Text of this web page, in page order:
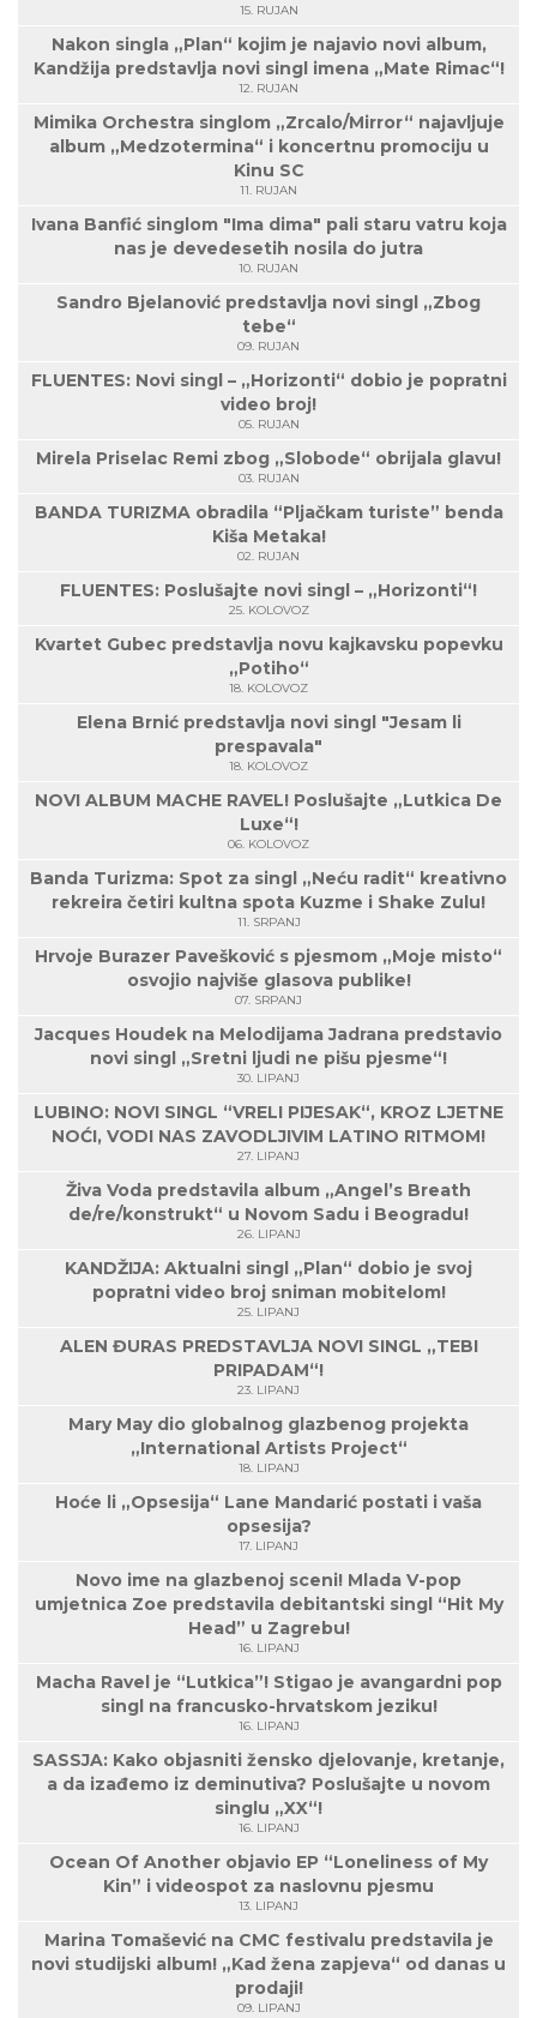
15. RUJAN
Nakon singla „Plan“ kojim je najavio novi album,
Kandžija predstavlja novi singl imena „Mate Rimac“!
12. RUJAN
Mimika Orchestra singlom „Zrcalo/Mirror“ najavljuje
album „Medzotermina“ i koncertnu promociju u
Kinu SC
11. RUJAN
Ivana Banfić singlom "Ima dima" pali staru vatru koja
nas je devedesetih nosila do jutra
10. RUJAN
Sandro Bjelanović predstavlja novi singl „Zbog
tebe“
09. RUJAN
FLUENTES: Novi singl – „Horizonti“ dobio je popratni
video broj!
05. RUJAN
Mirela Priselac Remi zbog „Slobode“ obrijala glavu!
03. RUJAN
BANDA TURIZMA obradila “Pljačkam turiste” benda
Kiša Metaka!
02. RUJAN
FLUENTES: Poslušajte novi singl – „Horizonti“!
25. KOLOVOZ
Kvartet Gubec predstavlja novu kajkavsku popevku
„Potiho“
18. KOLOVOZ
Elena Brnić predstavlja novi singl "Jesam li
prespavala"
18. KOLOVOZ
NOVI ALBUM MACHE RAVEL! Poslušajte „Lutkica De
Luxe“!
06. KOLOVOZ
Banda Turizma: Spot za singl „Neću radit“ kreativno
rekreira četiri kultna spota Kuzme i Shake Zulu!
11. SRPANJ
Hrvoje Burazer Pavešković s pjesmom „Moje misto“
osvojio najviše glasova publike!
07. SRPANJ
Jacques Houdek na Melodijama Jadrana predstavio
novi singl „Sretni ljudi ne pišu pjesme“!
30. LIPANJ
LUBINO: NOVI SINGL “VRELI PIJESAK“, KROZ LJETNE
NOĆI, VODI NAS ZAVODLJIVIM LATINO RITMOM!
27. LIPANJ
Živa Voda predstavila album „Angel’s Breath
de/re/konstrukt“ u Novom Sadu i Beogradu!
26. LIPANJ
KANDŽIJA: Aktualni singl „Plan“ dobio je svoj
popratni video broj sniman mobitelom!
25. LIPANJ
ALEN ĐURAS PREDSTAVLJA NOVI SINGL „TEBI
PRIPADAM“!
23. LIPANJ
Mary May dio globalnog glazbenog projekta
„International Artists Project“
18. LIPANJ
Hoće li „Opsesija“ Lane Mandarić postati i vaša
opsesija?
17. LIPANJ
Novo ime na glazbenoj sceni! Mlada V-pop
umjetnica Zoe predstavila debitantski singl “Hit My
Head” u Zagrebu!
16. LIPANJ
Macha Ravel je “Lutkica”! Stigao je avangardni pop
singl na francusko-hrvatskom jeziku!
16. LIPANJ
SASSJA: Kako objasniti žensko djelovanje, kretanje,
a da izađemo iz deminutiva? Poslušajte u novom
singlu „XX“!
16. LIPANJ
Ocean Of Another objavio EP “Loneliness of My
Kin” i videospot za naslovnu pjesmu
13. LIPANJ
Marina Tomašević na CMC festivalu predstavila je
novi studijski album! „Kad žena zapjeva“ od danas u
prodaji!
09. LIPANJ